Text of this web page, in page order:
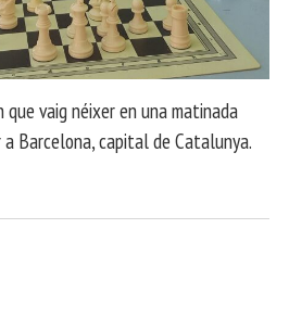
que vaig néixer en una matinada
Barcelona, capital de Catalunya.